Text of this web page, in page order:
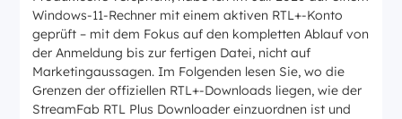
Windows-11-Rechner mit einem aktiven RTL+-Konto
geprüft – mit dem Fokus auf den kompletten Ablauf von
der Anmeldung bis zur fertigen Datei, nicht auf
Marketingaussagen. Im Folgenden lesen Sie, wo die
Grenzen der offiziellen RTL+-Downloads liegen, wie der
StreamFab RTL Plus Downloader einzuordnen ist und